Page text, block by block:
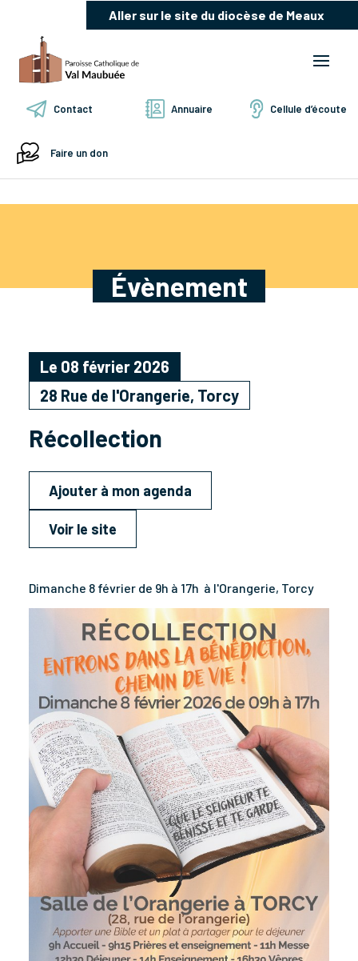
Aller sur le site du diocèse de Meaux
Contact Annuaire Cellule d’écoute
Faire un don
Évènement
Le 08 février 2026
28 Rue de l'Orangerie, Torcy
Récollection
Ajouter à mon agenda
Voir le site
Dimanche 8 février de 9h à 17h à l'Orangerie, Torcy